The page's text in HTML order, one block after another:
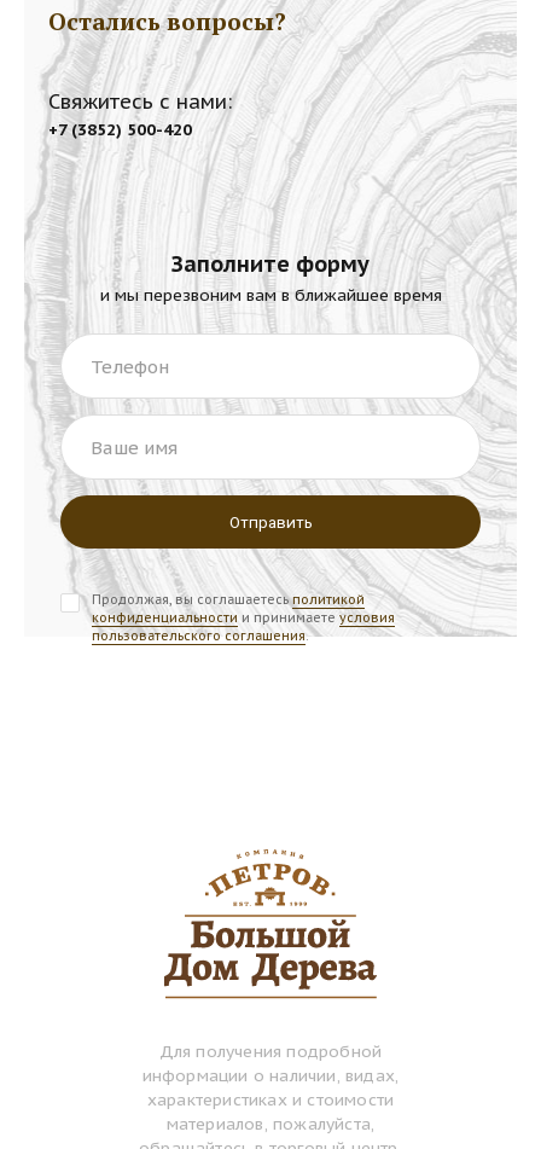
Остались вопросы?
Свяжитесь с нами:
+7 (3852) 500-420
Заполните форму
и мы перезвоним вам в ближайшее время
Телефон
Ваше имя
Продолжая, вы соглашаетесьполитикой
конфиденциальности и принимаете условия
пользовательского соглашения.
Для получения подробной
информации о наличии, видах,
характеристиках и стоимости
материалов, пожалуйста,